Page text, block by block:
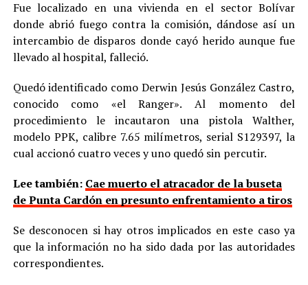
Fue localizado en una vivienda en el sector Bolívar
donde abrió fuego contra la comisión, dándose así un
intercambio de disparos donde cayó herido aunque fue
llevado al hospital, falleció.
Quedó identificado como Derwin Jesús González Castro,
conocido como «el Ranger». Al momento del
procedimiento le incautaron una pistola Walther,
modelo PPK, calibre 7.65 milímetros, serial S129397, la
cual accionó cuatro veces y uno quedó sin percutir.
Lee también: Cae muerto el atracador de la buseta
de Punta Cardón en presunto enfrentamiento a tiros
Se desconocen si hay otros implicados en este caso ya
que la información no ha sido dada por las autoridades
correspondientes.